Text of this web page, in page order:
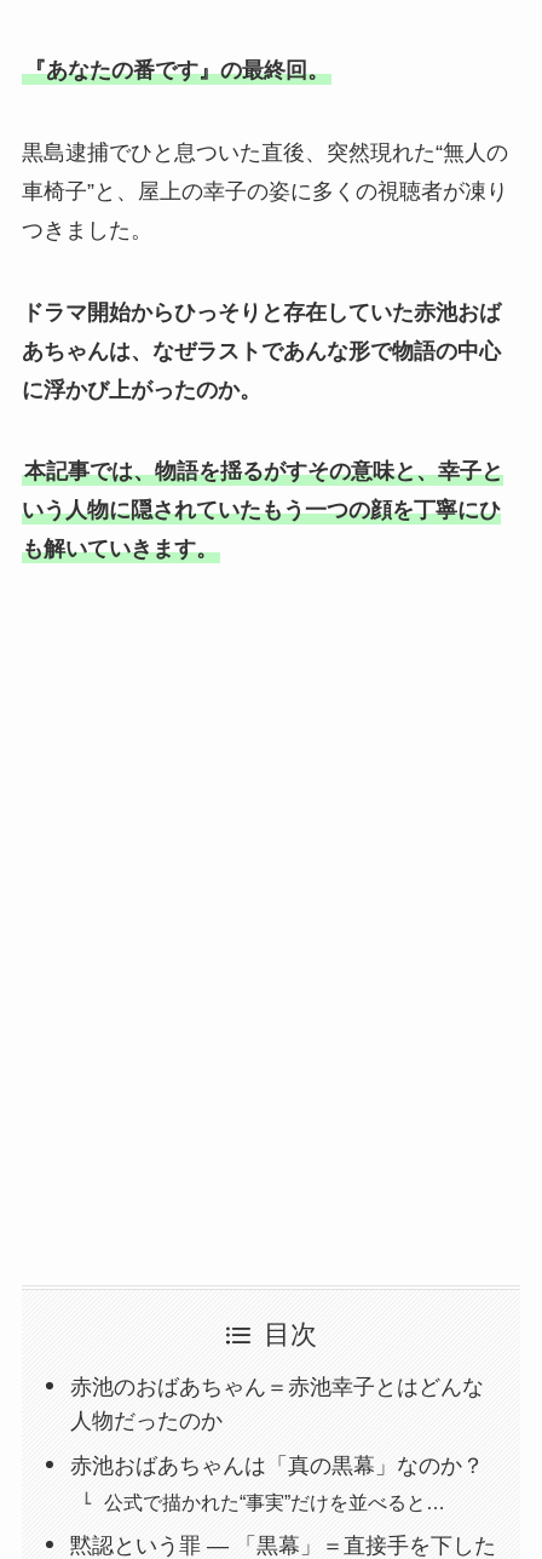
『あなたの番です』の最終回。
黒島逮捕でひと息ついた直後、突然現れた“無人の
車椅子”と、屋上の幸子の姿に多くの視聴者が凍り
つきました。
ドラマ開始からひっそりと存在していた赤池おば
あちゃんは、なぜラストであんな形で物語の中心
に浮かび上がったのか。
本記事では、物語を揺るがすその意味と、幸子と
いう人物に隠されていたもう一つの顔を丁寧にひ
も解いていきます。
目次
赤池のおばあちゃん＝赤池幸子とはどんな
人物だったのか
赤池おばあちゃんは「真の黒幕」なのか？
公式で描かれた“事実”だけを並べると…
黙認という罪 ― 「黒幕」＝直接手を下した